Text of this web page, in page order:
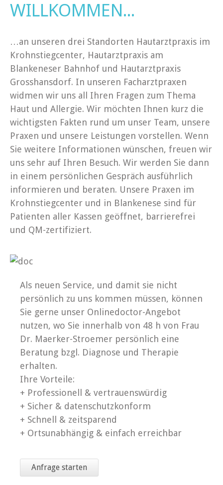
WILLKOMMEN...
…an unseren drei Standorten Hautarztpraxis im
Krohnstiegcenter, Hautarztpraxis am
Blankeneser Bahnhof und Hautarztpraxis
Grosshansdorf. In unseren Facharztpraxen
widmen wir uns all Ihren Fragen zum Thema
Haut und Allergie. Wir möchten Ihnen kurz die
wichtigsten Fakten rund um unser Team, unsere
Praxen und unsere Leistungen vorstellen. Wenn
Sie weitere Informationen wünschen, freuen wir
uns sehr auf Ihren Besuch. Wir werden Sie dann
in einem persönlichen Gespräch ausführlich
informieren und beraten. Unsere Praxen im
Krohnstiegcenter und in Blankenese sind für
Patienten aller Kassen geöffnet, barrierefrei
und QM-zertifiziert.
Als neuen Service, und damit sie nicht
persönlich zu uns kommen müssen, können
Sie gerne unser Onlinedoctor-Angebot
nutzen, wo Sie innerhalb von 48 h von Frau
Dr. Maerker-Stroemer persönlich eine
Beratung bzgl. Diagnose und Therapie
erhalten.
Ihre Vorteile:
+ Professionell & vertrauenswürdig
+ Sicher & datenschutzkonform
+ Schnell & zeitsparend
+ Ortsunabhängig & einfach erreichbar
Anfrage starten